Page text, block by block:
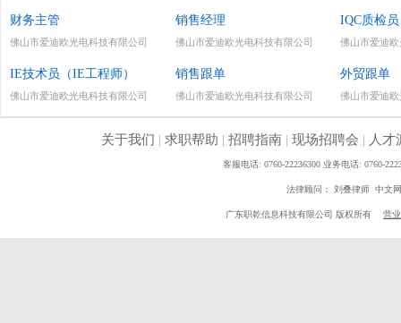
财务主管
佛山市爱迪欧光电科技有限公司
销售经理
佛山市爱迪欧光电科技有限公司
IQC质检员
佛山市爱迪
IE技术员（IE工程师）
佛山市爱迪欧光电科技有限公司
销售跟单
佛山市爱迪欧光电科技有限公司
外贸跟单
佛山市爱迪
关于我们 | 求职帮助 | 招聘指南| 现场招聘会 | 人才
客服电话: 0760-22236300 业务电话: 0760-
法律顾问： 刘叠律师 中文
广东职乾信息科技有限公司 版权所有 营